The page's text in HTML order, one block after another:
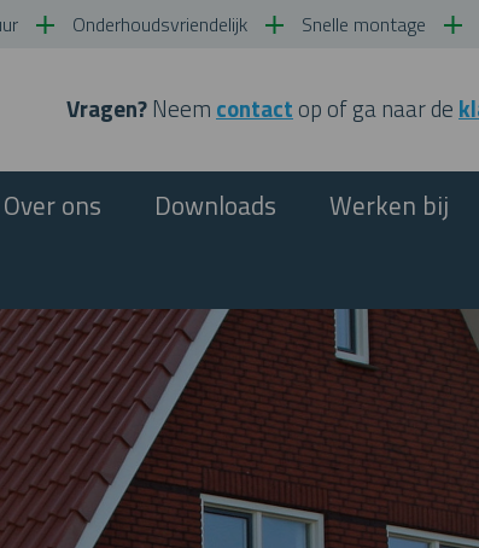
Onderhoudsvriendelijk Snelle montage
Vragen? Neem contact op of ga naar de
Over ons Downloads
Werken bij